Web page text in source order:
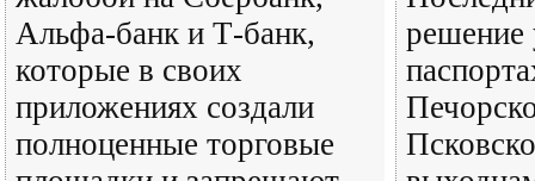
Альфа-банк и Т-банк,
которые в своих
приложениях создали
полноценные торговые
решение